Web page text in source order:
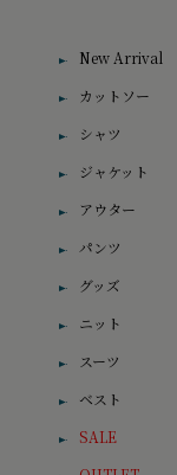
New Arrival
カットソー
シャツ
ジャケット
アウター
パンツ
グッズ
ニット
スーツ
ベスト
SALE